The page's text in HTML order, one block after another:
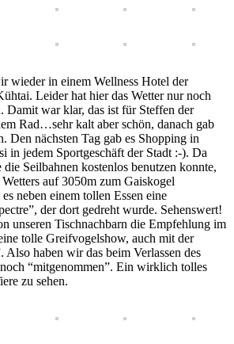
wieder in einem Wellness Hotel der
Leider hat hier das Wetter nur noch
Damit war klar, das ist für Steffen der
Rad…sehr kalt aber schön, danach gab
Den nächsten Tag gab es Shopping in
in jedem Sportgeschäft der Stadt :-). Da
Seilbahnen kostenlos benutzen konnte,
auf 3050m zum Gaiskogel
neben einem tollen Essen eine
der dort gedreht wurde. Sehenswert!
unseren Tischnachbarn die Empfehlung im
tolle Greifvogelshow, auch mit der
Also haben wir das beim Verlassen des
“mitgenommen”. Ein wirklich tolles
zu sehen.